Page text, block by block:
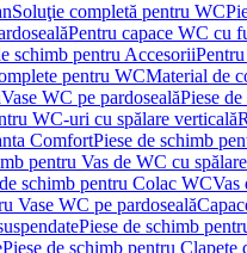
Soluţie completă pentru WC
Pentru capace WC cu
schimb pentru Accesorii
pentru WCMaterial de
Vase WC pe pardosealăPiese
WC-uri cu spălare verticală
ComfortPiese de schimb
pentru Vas de WC cu
schimb pentru Colac WCVas
Vase WC pe pardoseală
Piese de schimb
Piese de schimb pentru Clapete